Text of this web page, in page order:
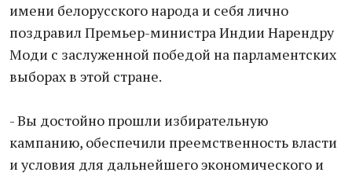
имени белорусского народа и себя лично
поздравил Премьер-министра Индии Нарендру
Моди с заслуженной победой на парламентских
выборах в этой стране.
- Вы достойно прошли избирательную
кампанию, обеспечили преемственность власти
и условия для дальнейшего экономического и